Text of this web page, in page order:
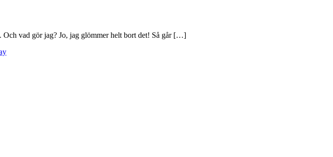
Och vad gör jag? Jo, jag glömmer helt bort det! Så går […]